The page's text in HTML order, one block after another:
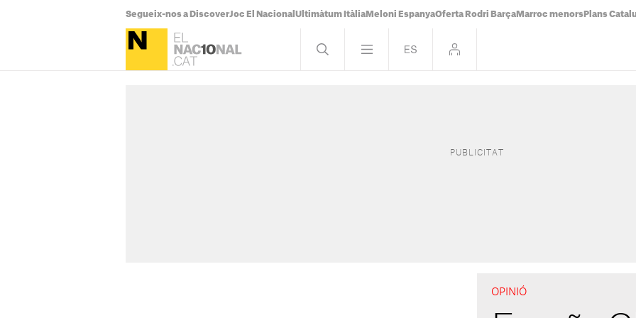
Segueix-nos a DiscoverJoc El Nacional Ultimàtum Itàlia Meloni EspanyaOferta Rodri Barça Marroc menors Plans
OPINIÓ